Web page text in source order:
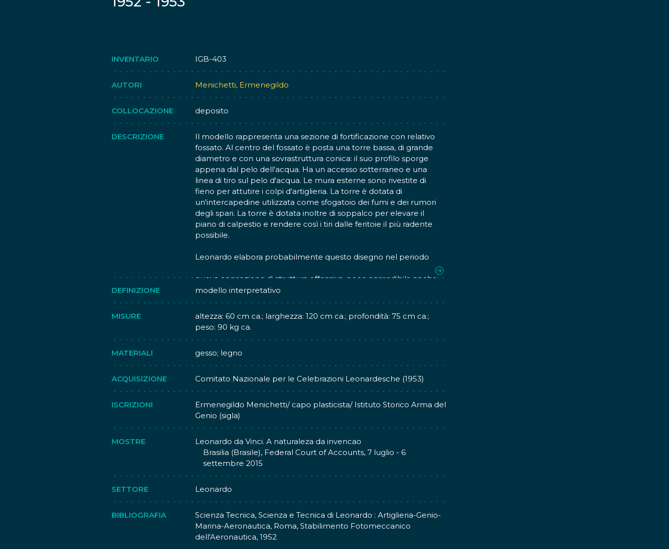
INVENTARIO IGB-403
AUTORI Menichetti, Ermenegildo
COLLOCAZIONE deposito
DESCRIZIONE
Il modello rappresenta una sezione di fortificazione con relativo
fossato. Al centro del fossato è posta una torre bassa, di grande
diametro e con una sovrastruttura conica: il suo profilo sporge
appena dal pelo dell'acqua. Ha un accesso sotterraneo e una
linea di tiro sul pelo d'acqua. Le mura esterne sono rivestite di
fieno per attutire i colpi d'artiglieria. La torre è dotata di
un'intercapedine utilizzata come sfogatoio dei fumi e dei rumori
degli spari. La torre è dotata inoltre di soppalco per elevare il
piano di calpestio e rendere così i tiri dalle feritoie il più radente
possibile.
Leonardo elabora probabilmente questo disegno nel periodo
trascorso in Romagna al servizio di Cesare Borgia. Si tratta di una
nuova concezione di struttura offensiva, poco aggredibile anche
servendosi delle armi da fuoco già diffuse alla fine del XV sec.
DEFINIZIONE modello interpretativo
MISURE
altezza: 60 cm ca.; larghezza: 120 cm ca.; profondità: 75 cm ca.;
peso: 90 kg ca.
MATERIALI gesso; legno
ACQUISIZIONE Comitato Nazionale per le Celebrazioni Leonardesche (1953)
ISCRIZIONI
Ermenegildo Menichetti/ capo plasticista/ Istituto Storico Arma del
Genio (sigla)
MOSTRE
Leonardo da Vinci. A naturaleza da invencao
Brasilia (Brasile), Federal Court of Accounts, 7 luglio - 6
settembre 2015
SETTORE Leonardo
BIBLIOGRAFIA
Scienza Tecnica, Scienza e Tecnica di Leonardo : Artiglieria-Genio-
Marina-Aeronautica, Roma, Stabilimento Fotomeccanico
dell'Aeronautica, 1952